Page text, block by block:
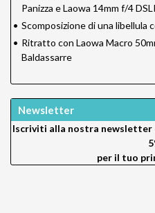
Panizza e Laowa 14mm f/4
• Scomposizione di una libellula
• Ritratto con Laowa Macro
Baldassarre
Newsletter
Iscriviti alla nostra newsletter
per il tuo